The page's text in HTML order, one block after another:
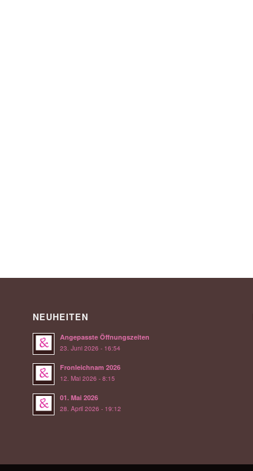
NEUHEITEN
Angepasste Öffnungszeiten
23. Juni 2026 - 16:54
Fronleichnam 2026
12. Mai 2026 - 8:15
01. Mai 2026
28. April 2026 - 19:12